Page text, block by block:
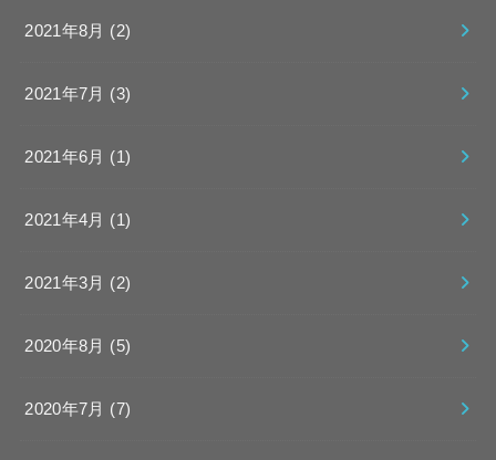
2021年8月 (2)
2021年7月 (3)
2021年6月 (1)
2021年4月 (1)
2021年3月 (2)
2020年8月 (5)
2020年7月 (7)